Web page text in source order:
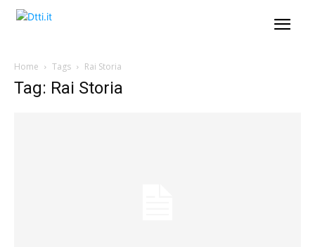
Home Tags Rai Storia
Tag: Rai Storia